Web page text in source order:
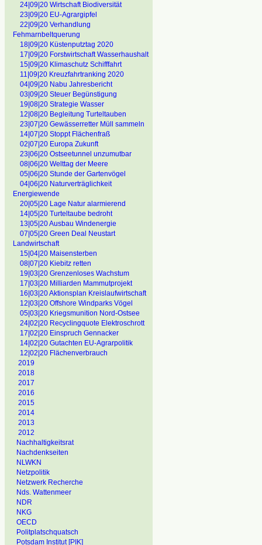
24|09|20 Wirtschaft Biodiversität
23|09|20 EU-Agrargipfel
22|09|20 Verhandlung
Fehmarnbeltquerung
18|09|20 Küstenputztag 2020
17|09|20 Forstwirtschaft Wasserhaushalt
15|09|20 Klimaschutz Schifffahrt
11|09|20 Kreuzfahrtranking 2020
04|09|20 Nabu Jahresbericht
03|09|20 Steuer Begünstigung
19|08|20 Strategie Wasser
12|08|20 Begleitung Turteltauben
23|07|20 Gewässerretter Müll sammeln
14|07|20 Stoppt Flächenfraß
02|07|20 Europa Zukunft
23|06|20 Ostseetunnel unzumutbar
08|06|20 Welttag der Meere
05|06|20 Stunde der Gartenvögel
04|06|20 Naturverträglichkeit
Energiewende
20|05|20 Lage Natur alarmierend
14|05|20 Turteltaube bedroht
13|05|20 Ausbau Windenergie
07|05|20 Green Deal Neustart
Landwirtschaft
15|04|20 Maisensterben
08|07|20 Kiebitz retten
19|03|20 Grenzenloses Wachstum
17|03|20 Milliarden Mammutprojekt
16|03|20 Aktionsplan Kreislaufwirtschaft
12|03|20 Offshore Windparks Vögel
05|03|20 Kriegsmunition Nord-Ostsee
24|02|20 Recyclingquote Elektroschrott
17|02|20 Einspruch Gennacker
14|02|20 Gutachten EU-Agrarpolitik
12|02|20 Flächenverbrauch
2019
2018
2017
2016
2015
2014
2013
2012
Nachhaltigkeitsrat
Nachdenkseiten
NLWKN
Netzpolitik
Netzwerk Recherche
Nds. Wattenmeer
NDR
NKG
OECD
Politplatschquatsch
Potsdam Institut [PIK]